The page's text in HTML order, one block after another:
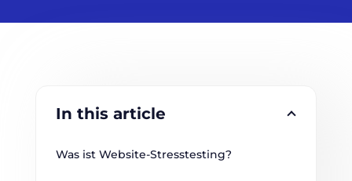
In this article
Was ist Website-Stresstesting?